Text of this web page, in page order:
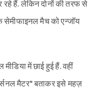
रहे हैं. लेकिन दोनों की तरफ से
सेमीफाइनल मैच को एन्जॉय
में छाई हुई हैं. वहीं
मैटर" बताकर इसे महज़